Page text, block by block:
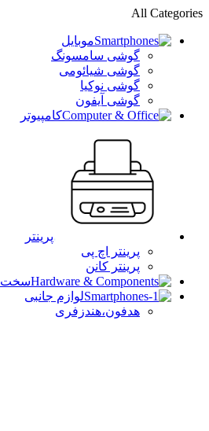
All Categories
موبایل
گوشی سامسونگ
گوشی شیائومی
گوشی نوکیا
گوشی آیفون
کامپیوتر
پرینتر
پرینتر اچ پی
پرینتر کانن
سخت
لوازم جانبی
هدفون،هندزفری